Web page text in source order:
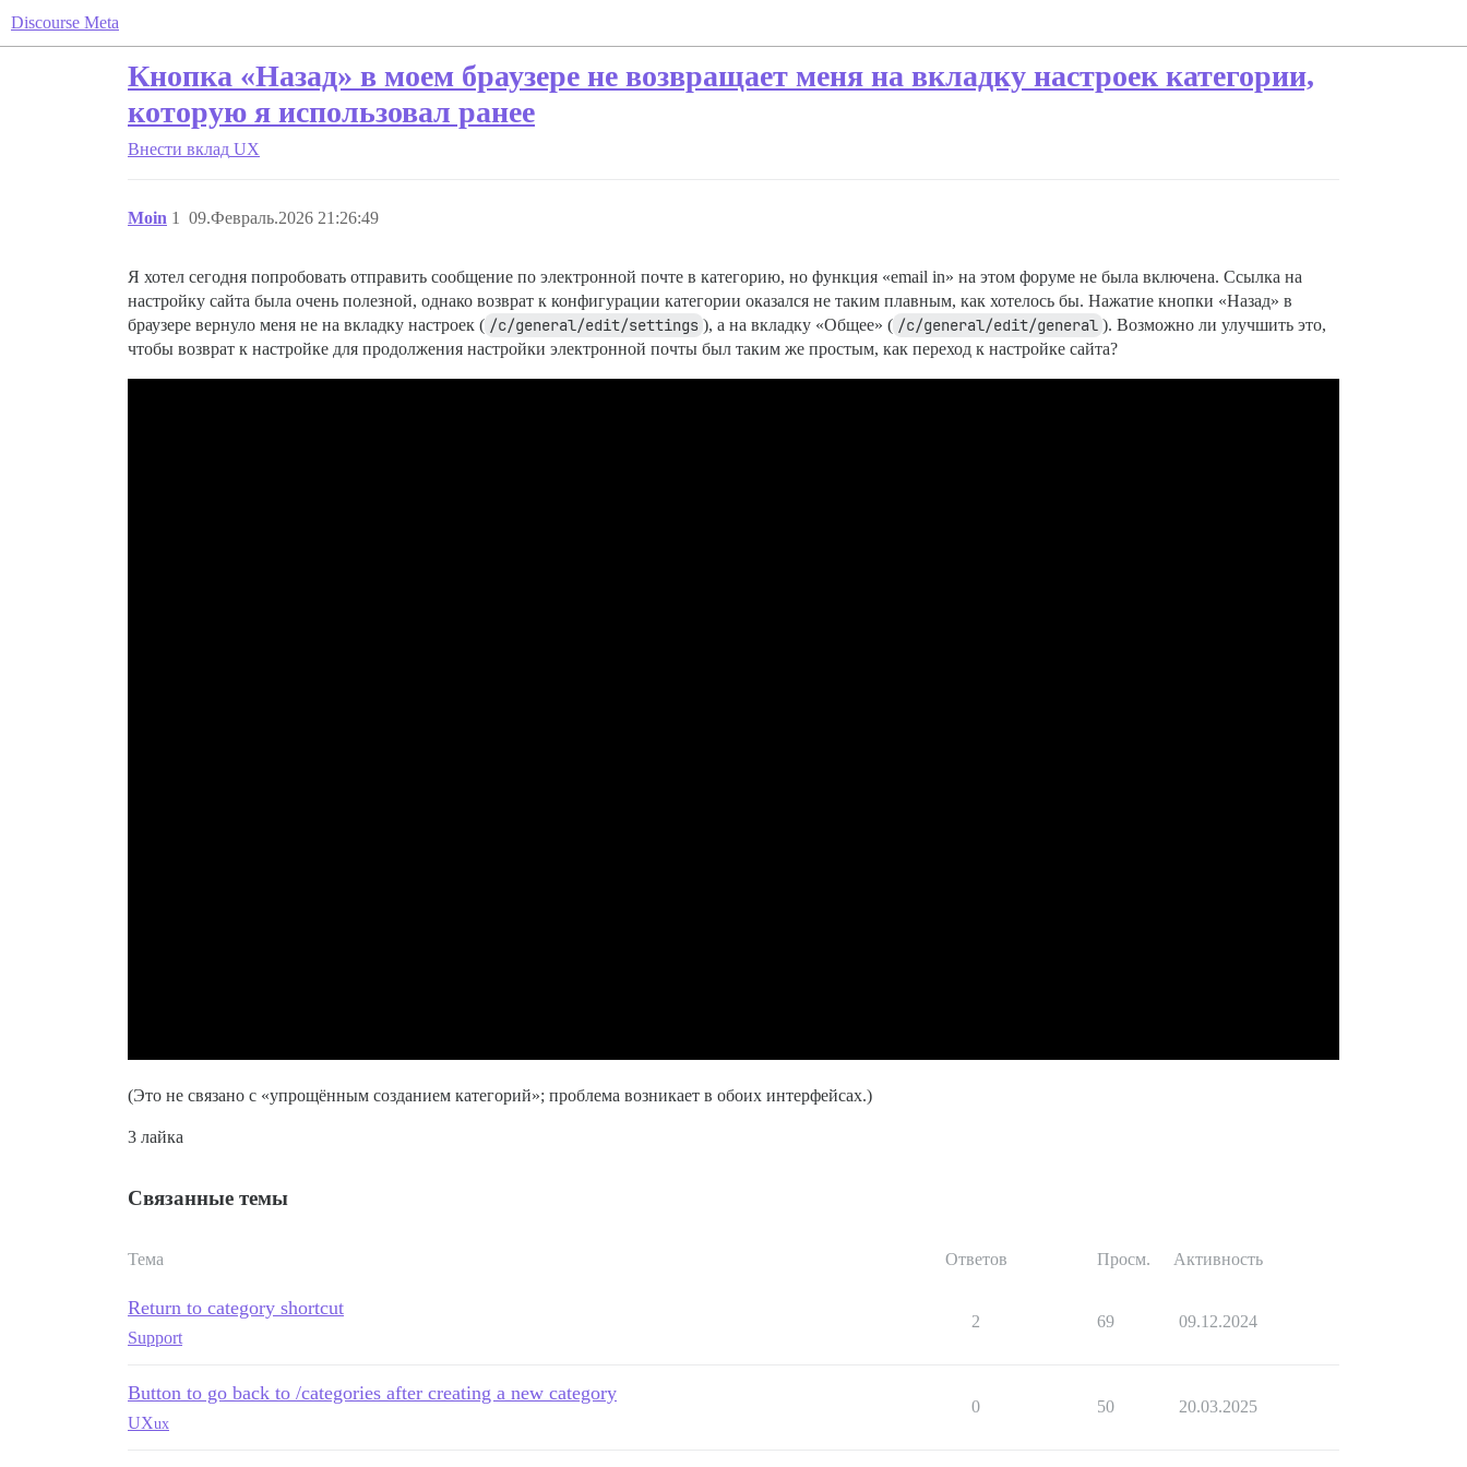
Discourse Meta
Кнопка «Назад» в моем браузере не возвращает меня на вкладку настроек категории,
которую я использовал ранее
Внести вклад UX
Moin 09.Февраль.2026 21:26:49
1
Я хотел сегодня попробовать отправить сообщение по электронной почте в категорию, но функция «email in» на этом форуме не была включена. Ссылка на
настройку сайта была очень полезной, однако возврат к конфигурации категории оказался не таким плавным, как хотелось бы. Нажатие кнопки «Назад» в
браузере вернуло меня не на вкладку настроек ( /c/general/edit/settings ), а на вкладку «Общее» ( /c/general/edit/general ). Возможно ли улучшить это,
чтобы возврат к настройке для продолжения настройки электронной почты был таким же простым, как переход к настройке сайта?
(Это не связано с «упрощённым созданием категорий»; проблема возникает в обоих интерфейсах.)
3 лайка
Связанные темы
Тема Ответов Просм. Активность
Return to category shortcut
Support
2 69 09.12.2024
Button to go back to /categories after creating a new category
UXux
0 50 20.03.2025